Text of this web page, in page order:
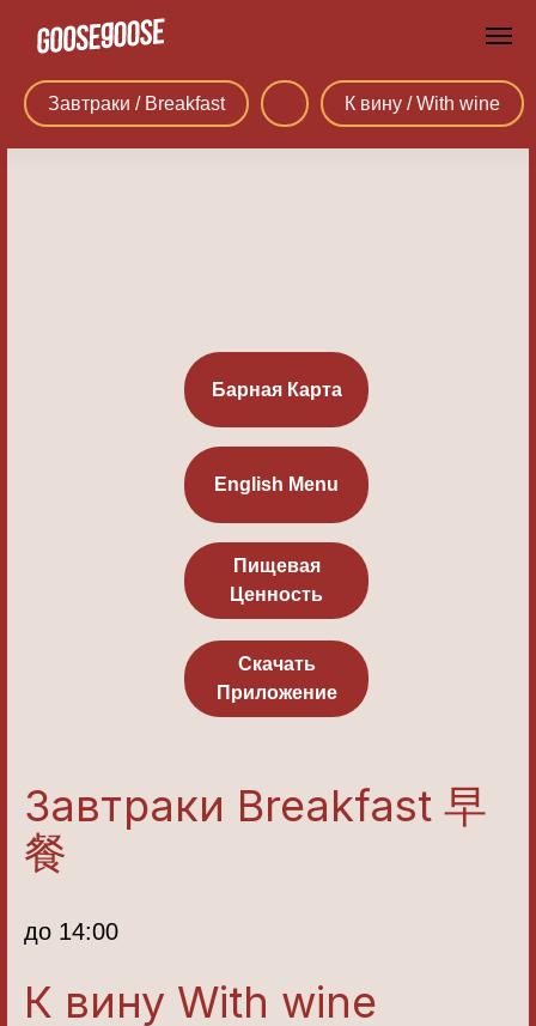
Завтраки / Breakfast К вину / With wine
Пищевая
Ценность
Скачать
Приложение
Барная Карта
English Menu
Завтраки Breakfast 早
餐
до 14:00
К вину With wine